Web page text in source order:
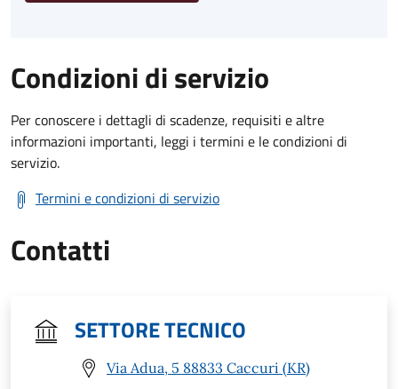
Condizioni di servizio
Per conoscere i dettagli di scadenze, requisiti e altre
informazioni importanti, leggi i termini e le condizioni di
servizio.
Termini e condizioni di servizio
Contatti
SETTORE TECNICO
Via Adua, 5 88833 Caccuri (KR)